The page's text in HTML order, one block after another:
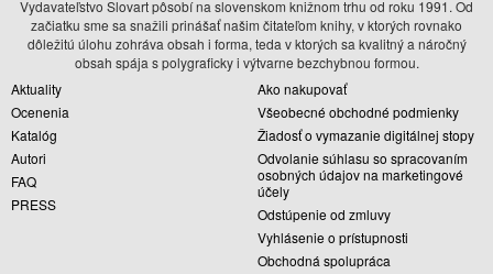
Vydavateľstvo Slovart pôsobí na slovenskom knižnom trhu od roku 1991. Od
začiatku sme sa snažili prinášať našim čitateľom knihy, v ktorých rovnako
dôležitú úlohu zohráva obsah i forma, teda v ktorých sa kvalitný a náročný
obsah spája s polygraficky i výtvarne bezchybnou formou.
Aktuality
Ocenenia
Katalóg
Autori
FAQ
PRESS
Ako nakupovať
Všeobecné obchodné podmienky
Žiadosť o vymazanie digitálnej stopy
Odvolanie súhlasu so spracovaním
osobných údajov na marketingové
účely
Odstúpenie od zmluvy
Vyhlásenie o prístupnosti
Obchodná spolupráca